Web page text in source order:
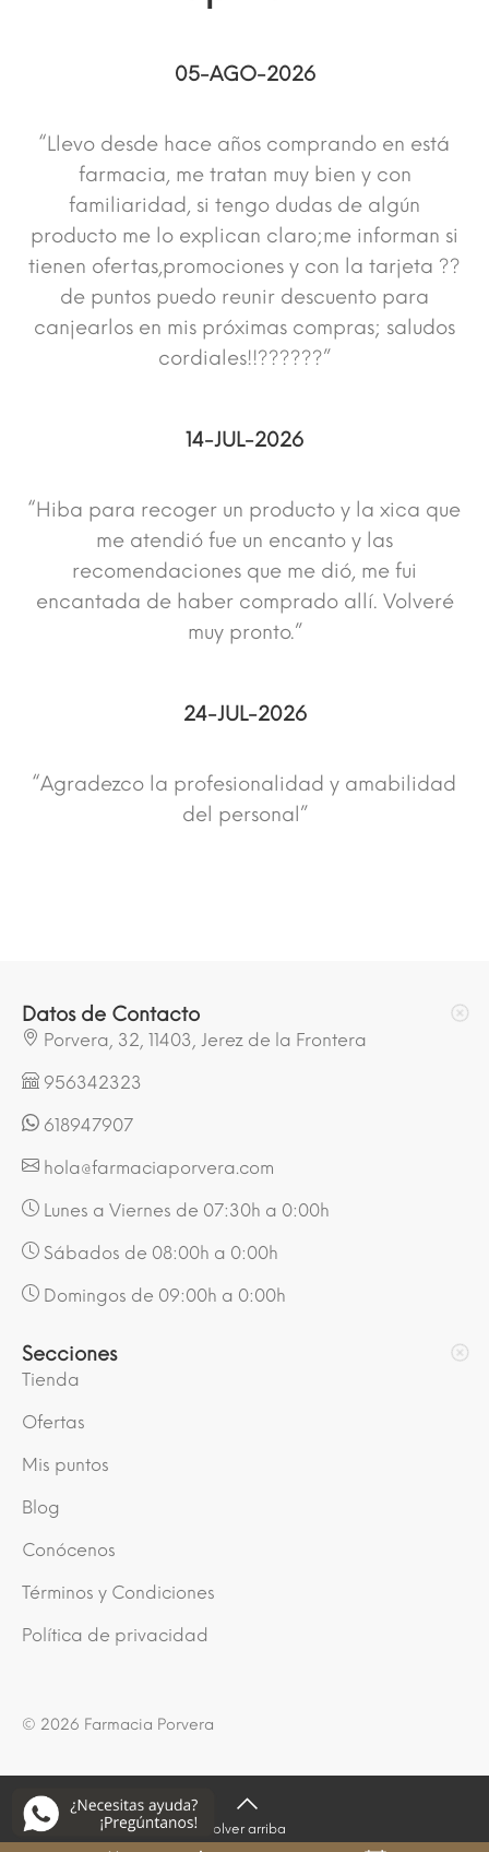
05-AGO-2026
“Llevo desde hace años comprando en está
farmacia, me tratan muy bien y con
familiaridad, si tengo dudas de algún
producto me lo explican claro;me informan si
tienen ofertas,promociones y con la tarjeta ??
de puntos puedo reunir descuento para
canjearlos en mis próximas compras; saludos
cordiales!!??????”
14-JUL-2026
“Hiba para recoger un producto y la xica que
me atendió fue un encanto y las
recomendaciones que me dió, me fui
encantada de haber comprado allí. Volveré
muy pronto.”
24-JUL-2026
“Agradezco la profesionalidad y amabilidad
del personal”
Datos de Contacto
Porvera, 32, 11403, Jerez de la Frontera
956342323
618947907
hola@farmaciaporvera.com
Lunes a Viernes de 07:30h a 0:00h
Sábados de 08:00h a 0:00h
Domingos de 09:00h a 0:00h
Secciones
Tienda
Ofertas
Mis puntos
Blog
Conócenos
Términos y Condiciones
Política de privacidad
© 2026 Farmacia Porvera
Volver arriba